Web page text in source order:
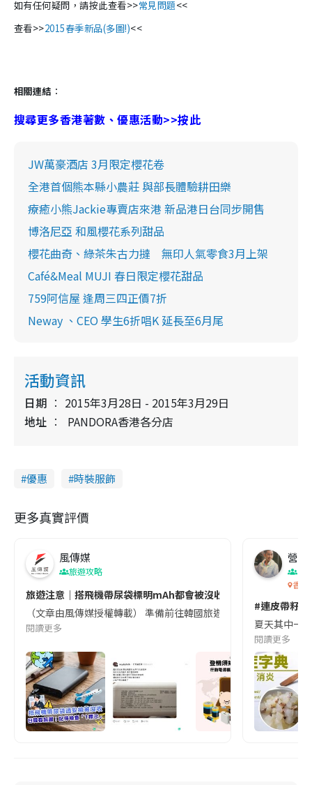
如有任何疑問，請按此查看>>常見問題<<
查看>>2015春季新品(多圖!)<<
相關連結 ：
搜尋更多香港著數、優惠活動>>按此
JW萬豪酒店 3月限定櫻花卷
全港首個熊本縣小農莊 與部長體驗耕田樂
療癒小熊Jackie專賣店來港 新品港日台同步開售
博洛尼亞 和風櫻花系列甜品
櫻花曲奇、綠茶朱古力撻 無印人氣零食3月上架
Café&Meal MUJI 春日限定櫻花甜品
759阿信屋 逢周三四正價7折
Neway 、CEO 學生6折唱K 延長至6月尾
活動資訊
日期
2015年3月28日 - 2015年3月29日
地址
PANDORA香港各分店
優惠 時裝服飾
更多真實評價
風傳媒
旅遊攻略
旅遊注意｜搭飛機帶尿袋標明mAh都會被沒收😱出發前切記檢查
（文章由風傳媒授權轉載） 準備前往韓國旅遊的民眾，近期要
閱讀更多
營養
香港
#連皮帶籽
夏天其中一
閱讀更多